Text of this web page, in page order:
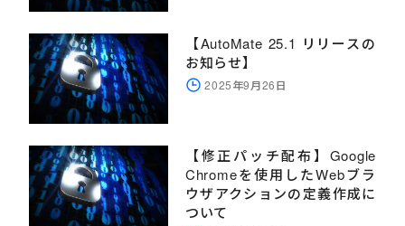
【AutoMate 25.1 リリースの
お知らせ】
2025年9月26日
【修正パッチ配布】Google
Chromeを使用したWebブラ
ウザアクションの定義作成に
ついて